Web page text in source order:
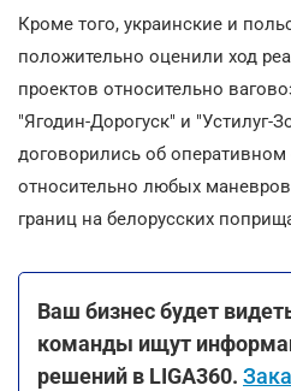
Кроме того, украинские и
положительно оценили ход
проектов относительно
"Ягодин-Дорогуск" и "Устилуг-
договорились об
относительно любых
границ на белорусских
Ваш бизнес будет
команды ищут
решений в LIGA360.